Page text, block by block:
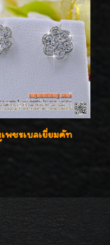
พชรเบลเยี่ยมคัท